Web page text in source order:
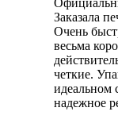
Заказала
Очень
весьма
четкие.
идеальном
надежное